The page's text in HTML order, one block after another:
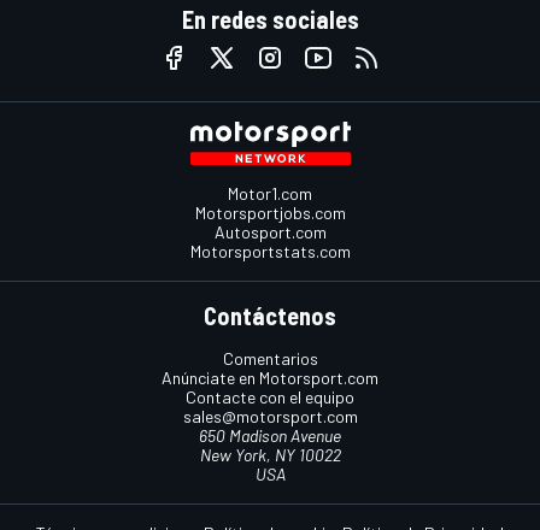
En redes sociales
Motor1.com
Motorsportjobs.com
Autosport.com
Motorsportstats.com
Contáctenos
Comentarios
Anúnciate en Motorsport.com
Contacte con el equipo
sales@motorsport.com
650 Madison Avenue
New York, NY 10022
USA